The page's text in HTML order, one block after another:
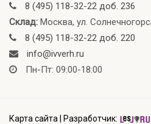
8 (495) 118-32-22 доб. 236
Склад: Москва, ул.
8 (495) 118-32-22 доб. 220
info@ivverh.ru
Пн-Пт: 09:00-18:00
Карта сайта Разработчик: